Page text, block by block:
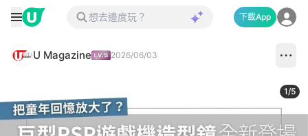
下載App
U Magazine 2026/06/03
1/5